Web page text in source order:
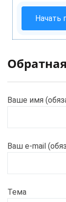
Начать
Ваше имя
Ваш e-mail
Тема